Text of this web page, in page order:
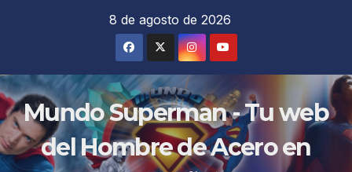
8 de agosto de 2026
Mundo Superman - Tu web
del Hombre de Acero en